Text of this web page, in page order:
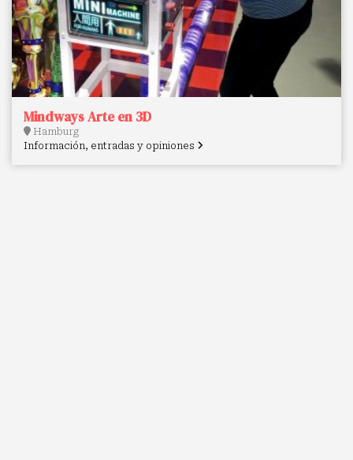
Mindways Arte en 3D
Hamburg
Información, entradas y opiniones